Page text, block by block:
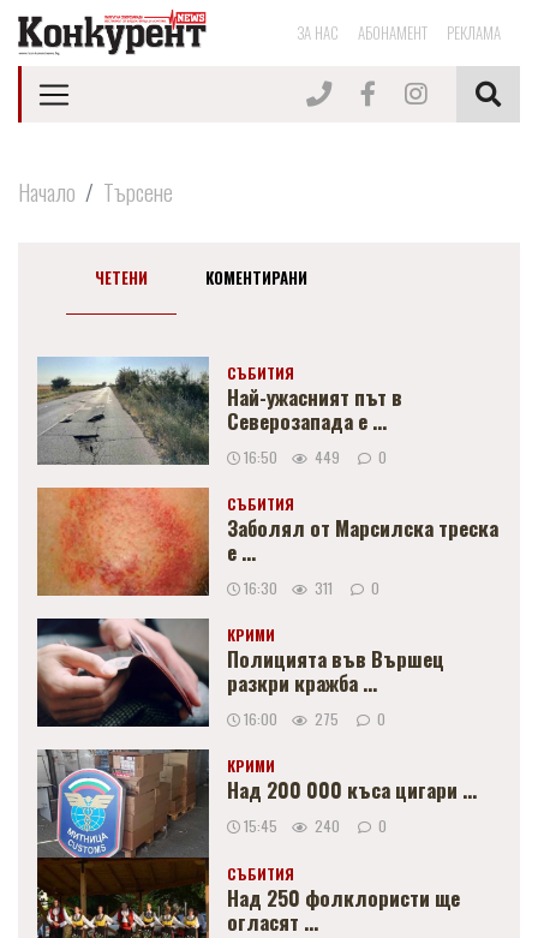
ЗА НАС АБОНАМЕНТ РЕКЛАМА
Начало Търсене
ЧЕТЕНИ КОМЕНТИРАНИ
СЪБИТИЯ
Най-ужасният път в
Северозапада е ...
16:50 449 0
СЪБИТИЯ
Заболял от Марсилска треска
е ...
16:30 311 0
КРИМИ
Полицията във Вършец
разкри кражба ...
16:00 275 0
КРИМИ
Над 200 000 къса цигари ...
15:45 240 0
СЪБИТИЯ
Над 250 фолклористи ще
огласят ...